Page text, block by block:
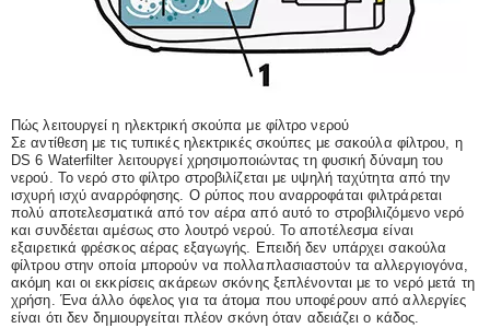
Πώς λειτουργεί η ηλεκτρική σκούπα με φίλτρο νερού
Σε αντίθεση με τις τυπικές ηλεκτρικές σκούπες με σακούλα φίλτρου, η
DS 6 Waterfilter λειτουργεί χρησιμοποιώντας τη φυσική δύναμη του
νερού. Το νερό στο φίλτρο στροβιλίζεται με υψηλή ταχύτητα από την
ισχυρή ισχύ αναρρόφησης. Ο ρύπος που αναρροφάται φιλτράρεται
πολύ αποτελεσματικά από τον αέρα από αυτό το στροβιλιζόμενο νερό
και συνδέεται αμέσως στο λουτρό νερού. Το αποτέλεσμα είναι
εξαιρετικά φρέσκος αέρας εξαγωγής. Επειδή δεν υπάρχει σακούλα
φίλτρου στην οποία μπορούν να πολλαπλασιαστούν τα αλλεργιογόνα,
ακόμη και οι εκκρίσεις ακάρεων σκόνης ξεπλένονται με το νερό μετά τη
χρήση. Ένα άλλο όφελος για τα άτομα που υποφέρουν από αλλεργίες
είναι ότι δεν δημιουργείται πλέον σκόνη όταν αδειάζει ο κάδος.